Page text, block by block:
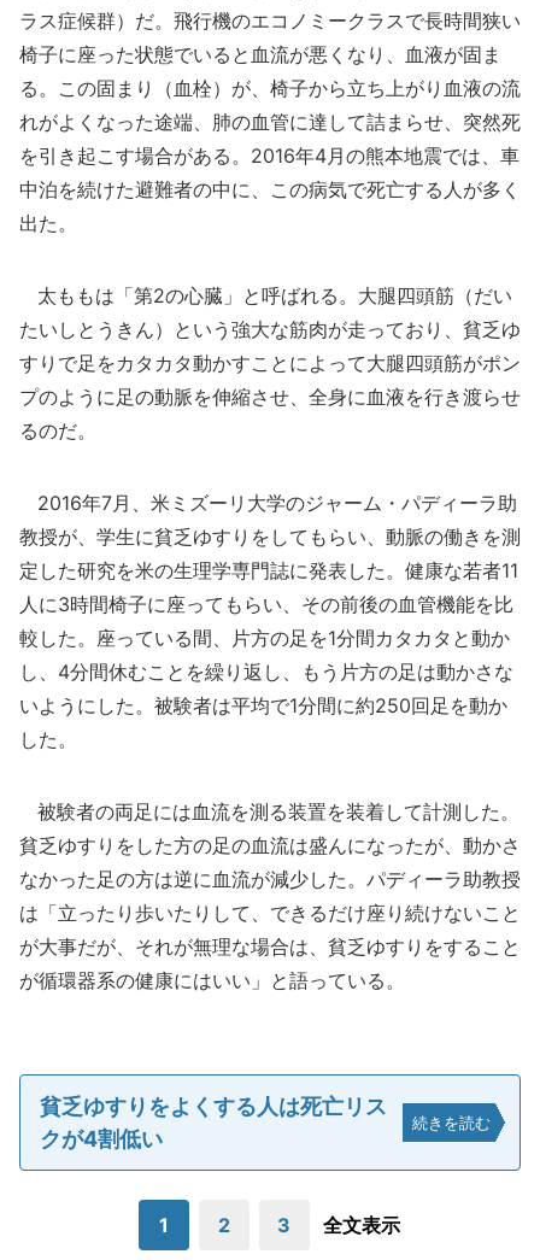
ラス症候群）だ。飛行機のエコノミークラスで長時間狭い
椅子に座った状態でいると血流が悪くなり、血液が固ま
る。この固まり（血栓）が、椅子から立ち上がり血液の流
れがよくなった途端、肺の血管に達して詰まらせ、突然死
を引き起こす場合がある。2016年4月の熊本地震では、車
中泊を続けた避難者の中に、この病気で死亡する人が多く
出た。
太ももは「第2の心臓」と呼ばれる。大腿四頭筋（だい
たいしとうきん）という強大な筋肉が走っており、貧乏ゆ
すりで足をカタカタ動かすことによって大腿四頭筋がポン
プのように足の動脈を伸縮させ、全身に血液を行き渡らせ
るのだ。
2016年7月、米ミズーリ大学のジャーム・パディーラ助
教授が、学生に貧乏ゆすりをしてもらい、動脈の働きを測
定した研究を米の生理学専門誌に発表した。健康な若者11
人に3時間椅子に座ってもらい、その前後の血管機能を比
較した。座っている間、片方の足を1分間カタカタと動か
し、4分間休むことを繰り返し、もう片方の足は動かさな
いようにした。被験者は平均で1分間に約250回足を動か
した。
被験者の両足には血流を測る装置を装着して計測した。
貧乏ゆすりをした方の足の血流は盛んになったが、動かさ
なかった足の方は逆に血流が減少した。パディーラ助教授
は「立ったり歩いたりして、できるだけ座り続けないこと
が大事だが、それが無理な場合は、貧乏ゆすりをすること
が循環器系の健康にはいい」と語っている。
貧乏ゆすりをよくする人は死亡リス
クが4割低い
続きを読む
1 2 3 全文表示